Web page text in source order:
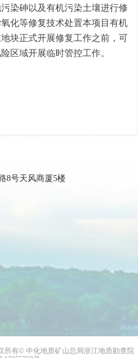
染砷以及有机污染土壤进行修
化等修复技术处置本项目有机
块正式开展修复工作之前，可
区域开展临时管控工作。
8号天风商厦5楼
所有© 中化地质矿山总局浙江地质勘查院